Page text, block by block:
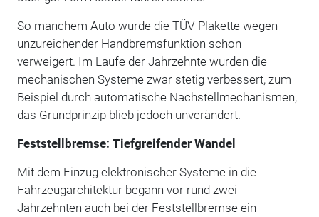
So manchem Auto wurde die TÜV-Plakette wegen
unzureichender Handbremsfunktion schon
verweigert. Im Laufe der Jahrzehnte wurden die
mechanischen Systeme zwar stetig verbessert, zum
Beispiel durch automatische Nachstellmechanismen,
das Grundprinzip blieb jedoch unverändert.
Feststellbremse: Tiefgreifender Wandel
Mit dem Einzug elektronischer Systeme in die
Fahrzeugarchitektur begann vor rund zwei
Jahrzehnten auch bei der Feststellbremse ein